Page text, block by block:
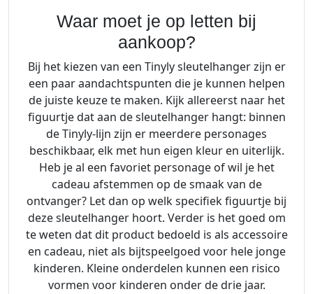
Waar moet je op letten bij
aankoop?
Bij het kiezen van een Tinyly sleutelhanger zijn er
een paar aandachtspunten die je kunnen helpen
de juiste keuze te maken. Kijk allereerst naar het
figuurtje dat aan de sleutelhanger hangt: binnen
de Tinyly-lijn zijn er meerdere personages
beschikbaar, elk met hun eigen kleur en uiterlijk.
Heb je al een favoriet personage of wil je het
cadeau afstemmen op de smaak van de
ontvanger? Let dan op welk specifiek figuurtje bij
deze sleutelhanger hoort. Verder is het goed om
te weten dat dit product bedoeld is als accessoire
en cadeau, niet als bijtspeelgoed voor hele jonge
kinderen. Kleine onderdelen kunnen een risico
vormen voor kinderen onder de drie jaar.